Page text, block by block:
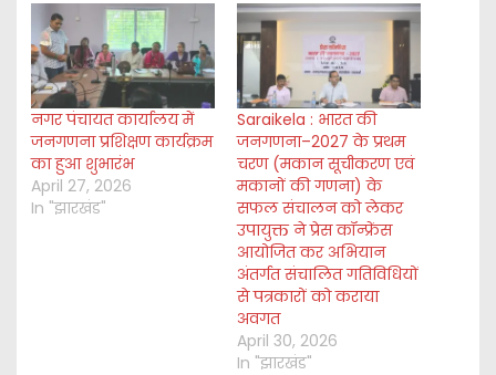
g
…
नगर पंचायत कार्यालय में
जनगणना प्रशिक्षण कार्यक्रम
का हुआ शुभारंभ
April 27, 2026
In "झारखंड"
Saraikela : भारत की
जनगणना–2027 के प्रथम
चरण (मकान सूचीकरण एवं
मकानों की गणना) के
सफल संचालन को लेकर
उपायुक्त ने प्रेस कॉन्फ्रेंस
आयोजित कर अभियान
अंतर्गत संचालित गतिविधियों
से पत्रकारों को कराया
अवगत
April 30, 2026
In "झारखंड"